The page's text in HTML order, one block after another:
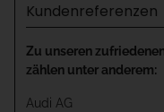
Kundenreferenzen
Zu unseren
zählen unter anderem:
Audi AG